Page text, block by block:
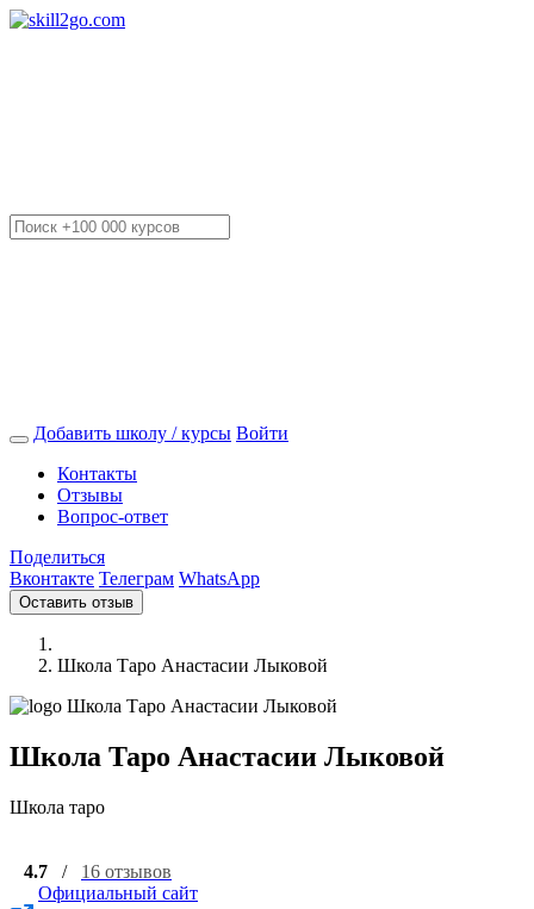
Добавить школу / курсы Войти
Контакты
Отзывы
Вопрос-ответ
Поделиться
Вконтакте Телеграм WhatsApp
Оставить отзыв
Школа Таро Анастасии Лыковой
Школа Таро Анастасии Лыковой
Школа таро
4.7 / 16 отзывов
Официальный сайт